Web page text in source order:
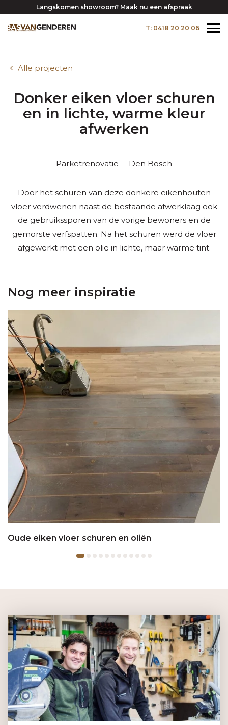
Langskomen showroom? Maak nu een afspraak
T: 0418 20 20 06
Alle projecten
Donker eiken vloer schuren
en in lichte, warme kleur
afwerken
Parketrenovatie Den Bosch
Door het schuren van deze donkere eikenhouten
vloer verdwenen naast de bestaande afwerklaag ook
de gebruikssporen van de vorige bewoners en de
gemorste verfspatten. Na het schuren werd de vloer
afgewerkt met een olie in lichte, maar warme tint.
Nog meer inspiratie
Oude eiken vloer schuren en oliën